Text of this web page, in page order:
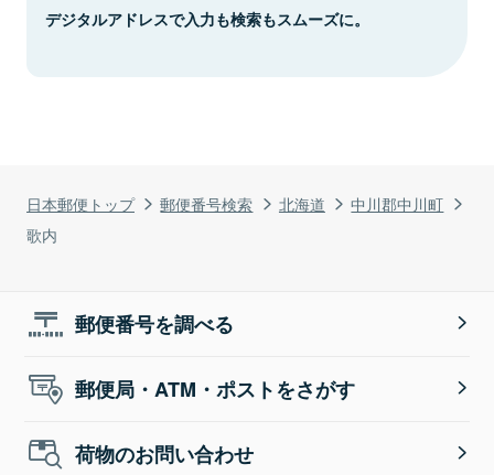
日本郵便トップ 郵便番号検索 北海道
中川郡中川町
歌内
デジタルアドレスで入力も検索もスムーズに。
郵便番号を調べる
郵便局・ATM・ポストをさがす
荷物のお問い合わせ